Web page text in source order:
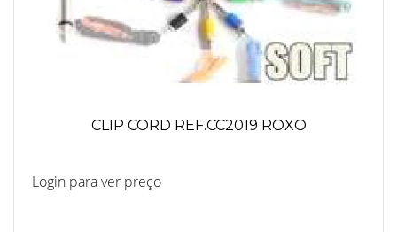
CLIP CORD REF.CC2019 ROXO
Login para ver preço